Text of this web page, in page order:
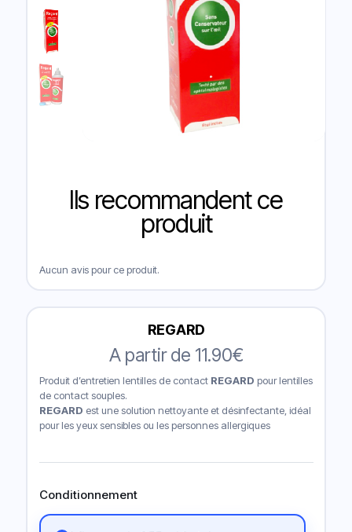
Ils recommandent ce
produit
Aucun avis pour ce produit.
REGARD
A partir de 11.90€
Produit d’entretien lentilles de contact REGARD pour lentilles
de contact souples.
REGARD est une solution nettoyante et désinfectante, idéal
pour les yeux sensibles ou les personnes allergiques
Conditionnement